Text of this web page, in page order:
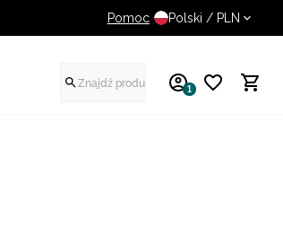
UWAGA NA FAŁSZYWE
Pomoc Polski / PLN
1